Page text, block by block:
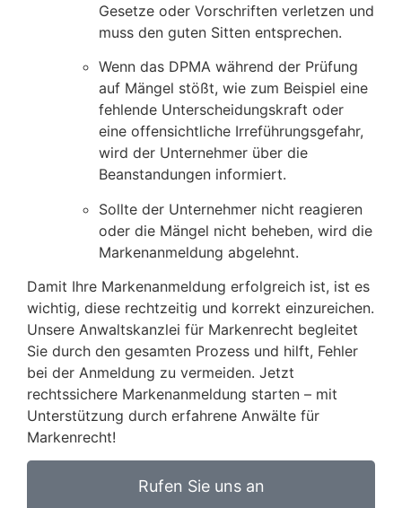
Gesetze oder Vorschriften verletzen und
muss den guten Sitten entsprechen.
Wenn das DPMA während der Prüfung
auf Mängel stößt, wie zum Beispiel eine
fehlende Unterscheidungskraft oder
eine offensichtliche Irreführungsgefahr,
wird der Unternehmer über die
Beanstandungen informiert.
Sollte der Unternehmer nicht reagieren
oder die Mängel nicht beheben, wird die
Markenanmeldung abgelehnt.
Damit Ihre Markenanmeldung erfolgreich ist, ist es
wichtig, diese rechtzeitig und korrekt einzureichen.
Unsere Anwaltskanzlei für Markenrecht begleitet
Sie durch den gesamten Prozess und hilft, Fehler
bei der Anmeldung zu vermeiden. Jetzt
rechtssichere Markenanmeldung starten – mit
Unterstützung durch erfahrene Anwälte für
Markenrecht!
Rufen Sie uns an